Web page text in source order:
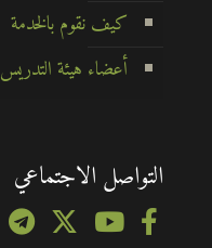
كيف نقوم بالخدمة
أعضاء هيئة التدريس
التواصل الاجتماعي